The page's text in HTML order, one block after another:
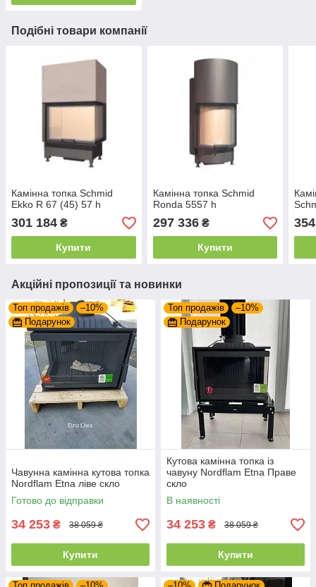
Подібні товари компанії
Камінна топка Schmid
Ekko R 67 (45) 57 h
301 184 ₴
Купити
Камінна топка Schmid
Ronda 5557 h
297 336₴
Купити
Акційні пропозиції та новинки
Топ продажів
–10%
Подарунок
Чавунна камінна кутова топка
Nordflam Etna ліве скло
Готово до відправки
34 253 ₴ 38 059 ₴
Купити
Топ продажів
–10%
Подарунок
Кутова камінна топка із
чавуну Nordflam Etna Праве
скло
В наявності
34 253 ₴ 38 059 ₴
Купити